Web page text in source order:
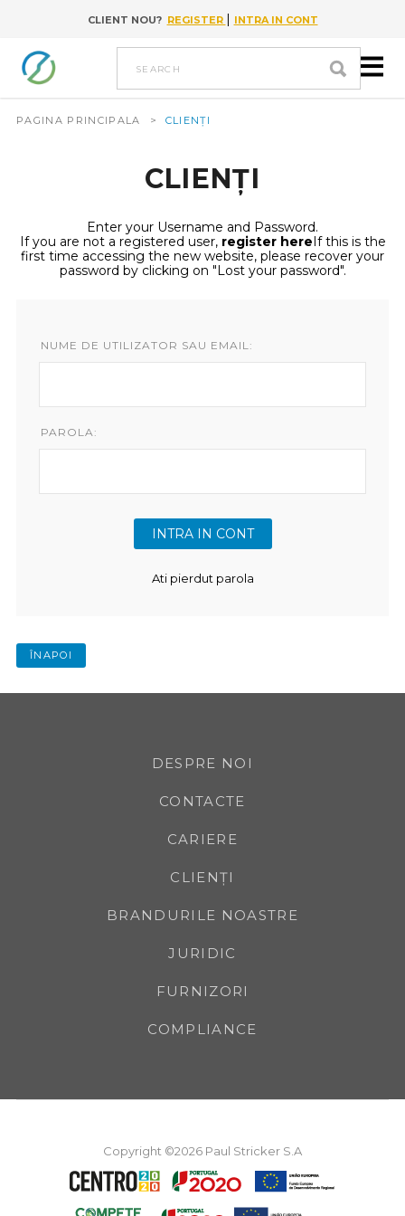
Go to content
CLIENT NOU? REGISTER | INTRA IN CONT
search
PAGINA PRINCIPALA > CLIENȚI
CLIENȚI
Enter your Username and Password.
If you are not a registered user, register hereIf this is the
first time accessing the new website, please recover your
password by clicking on "Lost your password".
NUME DE UTILIZATOR SAU EMAIL:
PAROLA:
Ati pierdut parola
ÎNAPOI
DESPRE NOI
CONTACTE
CARIERE
CLIENȚI
BRANDURILE NOASTRE
JURIDIC
FURNIZORI
COMPLIANCE
Copyright ©2026 Paul Stricker S.A